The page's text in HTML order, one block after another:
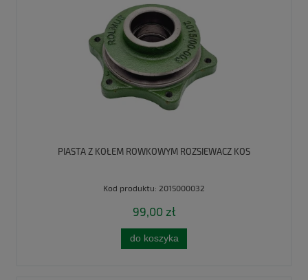
PIASTA Z KOŁEM ROWKOWYM ROZSIEWACZ KOS
Kod produktu: 2015000032
99,00 zł
do koszyka